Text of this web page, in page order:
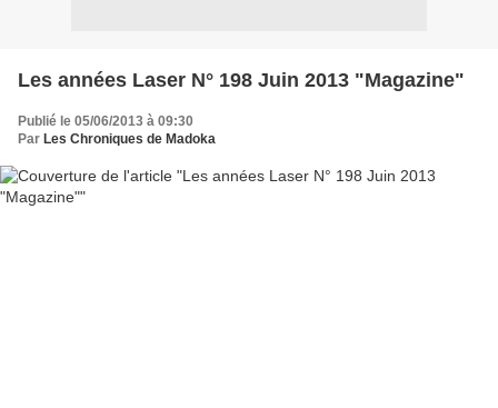
Les années Laser N° 198 Juin 2013 "Magazine"
Publié le 05/06/2013 à 09:30
Par Les Chroniques de Madoka